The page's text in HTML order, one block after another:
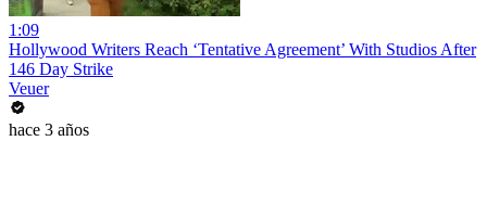
1:09
Hollywood Writers Reach ‘Tentative Agreement’ With Studios After
146 Day Strike
Veuer
hace 3 años